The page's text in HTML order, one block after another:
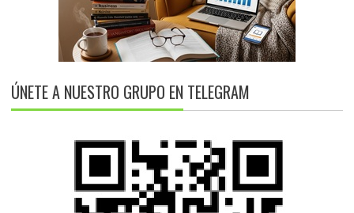
ÚNETE A NUESTRO GRUPO EN TELEGRAM